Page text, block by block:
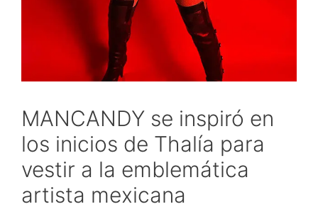
MANCANDY se inspiró en
los inicios de Thalía para
vestir a la emblemática
artista mexicana